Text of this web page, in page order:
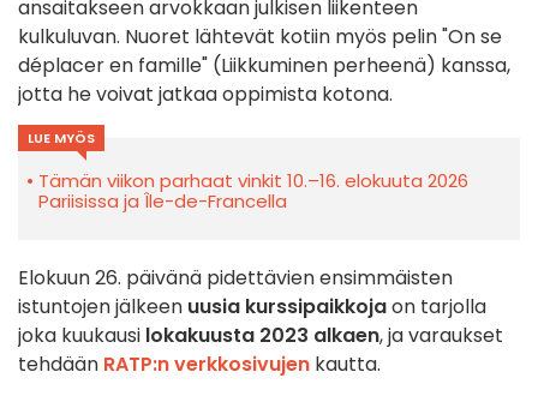
ansaitakseen arvokkaan julkisen liikenteen
kulkuluvan. Nuoret lähtevät kotiin myös pelin "On se
déplacer en famille" (Liikkuminen perheenä) kanssa,
jotta he voivat jatkaa oppimista kotona.
LUE MYÖS
Tämän viikon parhaat vinkit 10.–16. elokuuta 2026
Pariisissa ja Île-de-Francella
Elokuun 26. päivänä pidettävien ensimmäisten
istuntojen jälkeen uusia kurssipaikkojaon tarjolla
joka kuukausi lokakuusta 2023 alkaen, ja varaukset
tehdään RATP:n verkkosivujen kautta.